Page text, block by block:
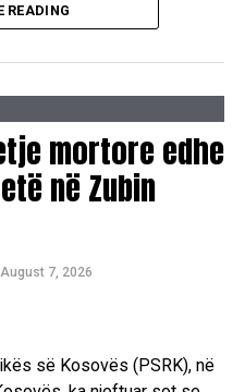
politike, duke
shtetrore. /E.A/
READING
mortore edhe
në Zubin
August 7, 2026
së Kosovës (PSRK), në